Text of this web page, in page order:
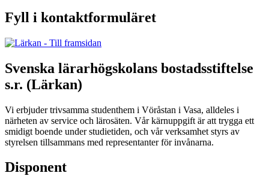
Fyll i kontaktformuläret
Svenska lärarhögskolans bostadsstiftelse
s.r. (Lärkan)
Vi erbjuder trivsamma studenthem i Vöråstan i Vasa, alldeles i
närheten av service och lärosäten. Vår kärnuppgift är att trygga ett
smidigt boende under studietiden, och vår verksamhet styrs av
styrelsen tillsammans med representanter för invånarna.
Disponent